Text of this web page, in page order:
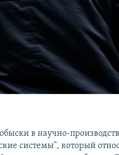
обыски в научно-
системы", который